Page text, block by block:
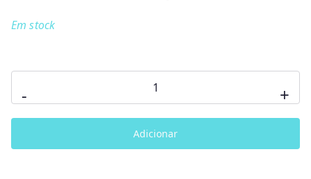
Em stock
-
de
Fisher-
+
Adicionar